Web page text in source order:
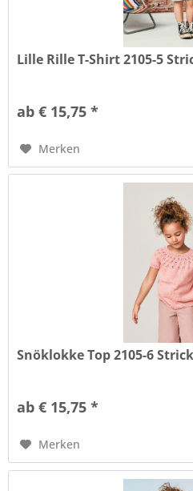
Lille Rille T-Shirt 2105-5
ab € 15,75 *
Merken
Snöklokke Top 2105-6
ab € 15,75 *
Merken